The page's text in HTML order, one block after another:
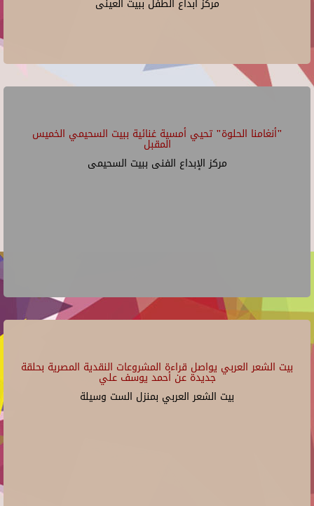
مركز ابداع الطفل ببيت العينى
"أنغامنا الحلوة" تحيي أمسية غنائية ببيت السحيمي الخميس
المقبل
مركز الإبداع الفنى ببيت السحيمى
بيت الشعر العربي يواصل قراءة المشروعات النقدية المصرية بحلقة
جديدة عن أحمد يوسف علي
بيت الشعر العربي بمنزل الست وسيلة